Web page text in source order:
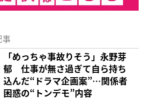
事
「めっちゃ事故りそう」永野芽
郁 仕事が無さ過ぎて自ら持ち
込んだ“ドラマ企画案”…関係者
困惑の“トンデモ”内容